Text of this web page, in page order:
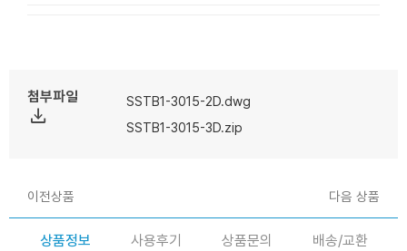
첨부파일
file_download
SSTB1-3015-2D.dwg
SSTB1-3015-3D.zip
이전상품 다음 상품
상품정보 사용후기 상품문의 배송/교환